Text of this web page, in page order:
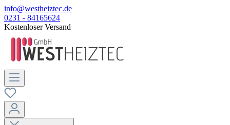
info@westheiztec.de
0231 - 84165624
Kostenloser Versand